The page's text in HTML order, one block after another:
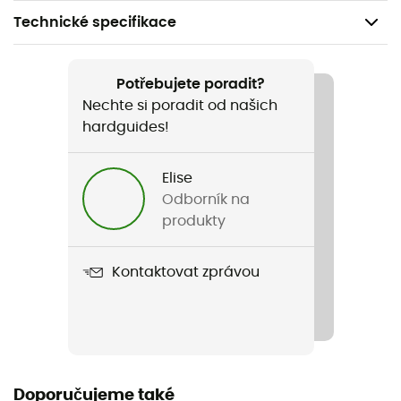
Technické specifikace
Pěší turistika / Cestování / Běžné použití / Běžné
Název produktu
Powder Pass Hooded Jacket
Použité technologie
Potřebujete poradit?
Nechte si poradit od našich
hardguides!
Elise
Odborník na
produkty
Kontaktovat zprávou
Doporučujeme také